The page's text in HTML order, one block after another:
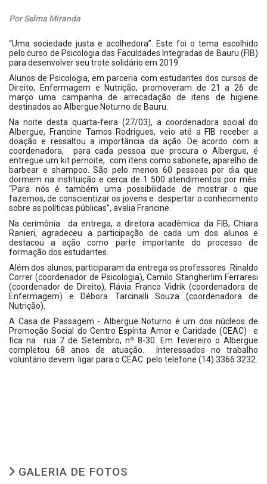
Por Selma Miranda
“Uma sociedade justa e acolhedora”. Este foi o tema escolhido
pelo curso de Psicologia das Faculdades Integradas de Bauru (FIB)
para desenvolver seu trote solidário em 2019.
Alunos de Psicologia, em parceria com estudantes dos cursos de
Direito, Enfermagem e Nutrição, promoveram de 21 a 26 de
março uma campanha de arrecadação de itens de higiene
destinados ao Albergue Noturno de Bauru.
Na noite desta quarta-feira (27/03), a coordenadora social do
Albergue, Francine Tamos Rodrigues, veio até a FIB receber a
doação e ressaltou a importância da ação. De acordo com a
coordenadora, para cada pessoa que procura o Albergue, é
entregue um kit pernoite, com itens como sabonete, aparelho de
barbear e shampoo. São pelo menos 60 pessoas por dia que
dormem na instituição e cerca de 1 500 atendimentos por mês.
“Para nós é também uma possibilidade de mostrar o que
fazemos, de conscientizar os jovens e despertar o conhecimento
sobre as políticas públicas”, avalia Francine.
Na cerimônia da entrega, a diretora acadêmica da FIB, Chiara
Ranieri, agradeceu a participação de cada um dos alunos e
destacou a ação como parte importante do processo de
formação dos estudantes.
Além dos alunos, participaram da entrega os professores Rinaldo
Correr (coordenador de Psicologia), Camilo Stangherlim Ferraresi
(coordenador de Direito), Flávia Franco Vidrik (coordenadora de
Enfermagem) e Débora Tarcinalli Souza (coordenadora de
Nutrição).
A Casa de Passagem - Albergue Noturno é um dos núcleos de
Promoção Social do Centro Espírita Amor e Caridade (CEAC) e
fica na rua 7 de Setembro, nº 8-30. Em fevereiro o Albergue
completou 68 anos de atuação. Interessados no trabalho
voluntário devem ligar para o CEAC pelo telefone (14) 3366 3232.
GALERIA DE FOTOS